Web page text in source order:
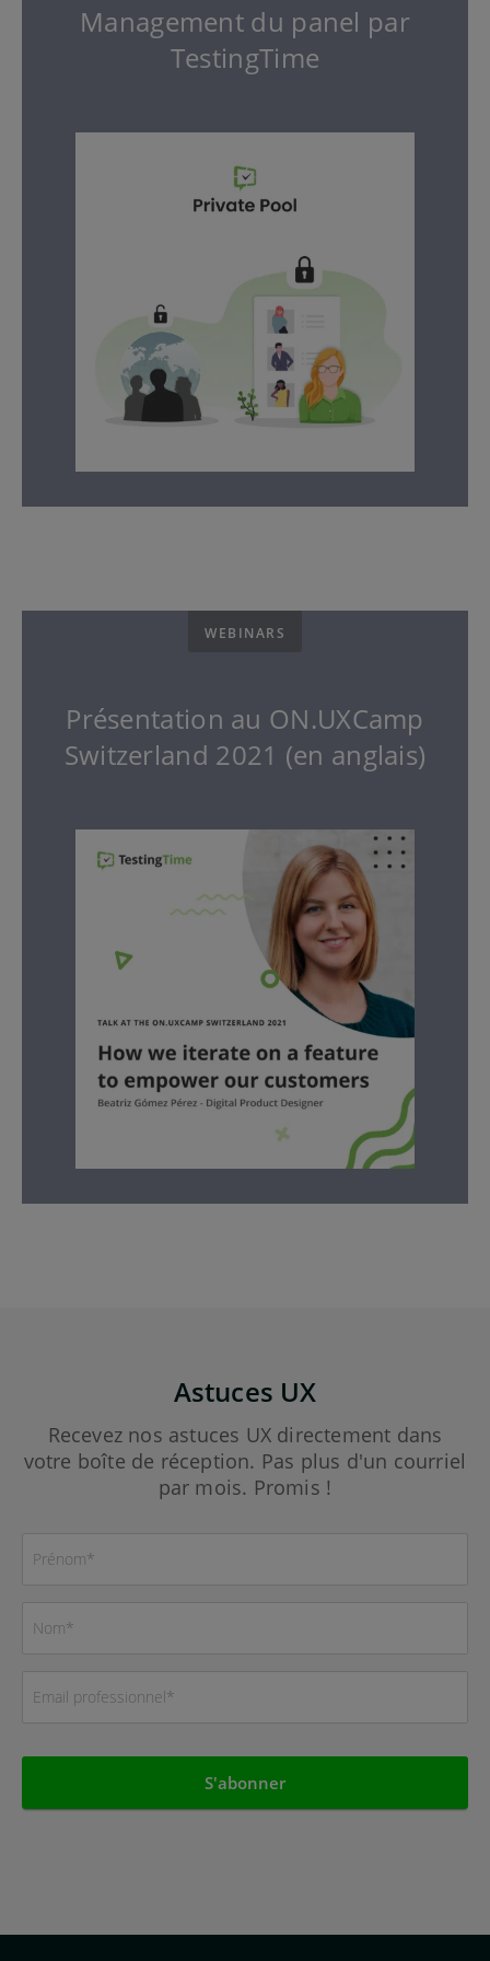
Management du panel par
TestingTime
WEBINARS
Présentation au ON.UXCamp
Switzerland 2021 (en anglais)
Astuces UX
Recevez nos astuces UX directement dans
votre boîte de réception. Pas plus d'un courriel
par mois. Promis !